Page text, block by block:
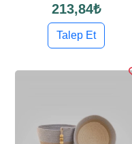
213,84₺
Talep Et